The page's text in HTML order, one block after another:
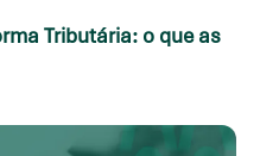
Tributária: o que as